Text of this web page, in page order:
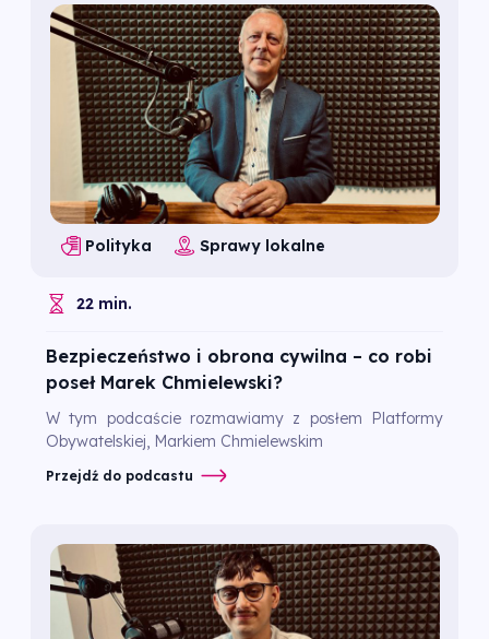
Polityka Sprawy lokalne
22 min.
Bezpieczeństwo i obrona cywilna – co robi
poseł Marek Chmielewski?
W tym podcaście rozmawiamy z posłem Platformy
Obywatelskiej, Markiem Chmielewskim
Przejdź do podcastu